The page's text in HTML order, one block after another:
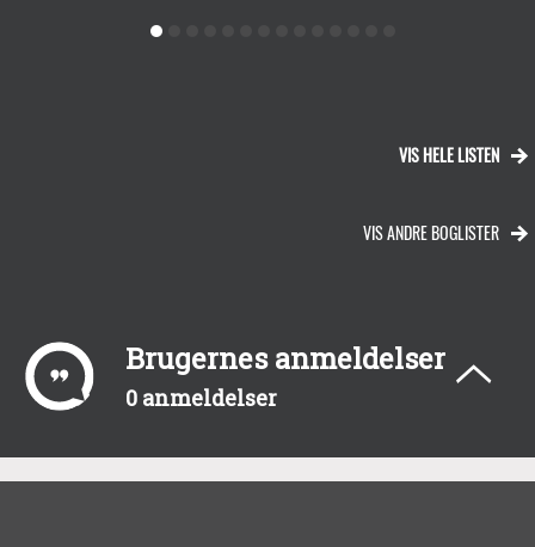
VIS HELE LISTEN
VIS ANDRE BOGLISTER
Brugernes anmeldelser
0 anmeldelser